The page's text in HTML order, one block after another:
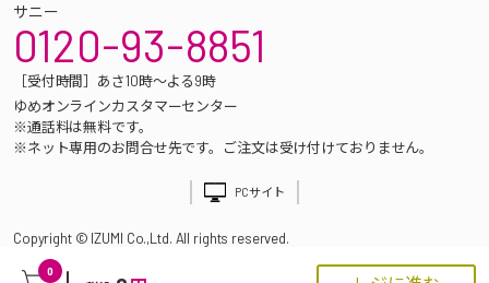
0
サニー
0120-93-8851
［受付時間］あさ10時～よる9時
ゆめオンラインカスタマーセンター
※通話料は無料です。
※ネット専用のお問合せ先です。ご注文は受け付けておりません。
PCサイト
Copyright © IZUMI Co.,Ltd. All rights reserved.